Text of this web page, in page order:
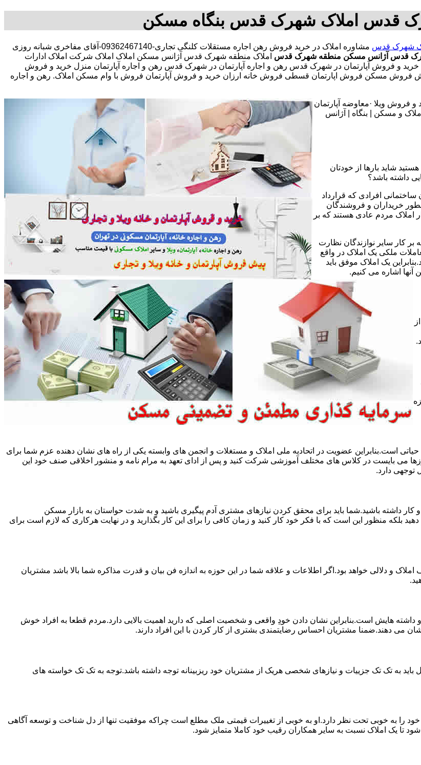
قدس املاک شهرک قدس بنگاه مسکن
شهرک قدس
مشاوره املاک در خرید فروش رهن اجاره مستقلات کلنگی تجاری-09362467140-آقای مفاخری شبانه روزی
قدس آژانس مسکن منطقه شهرک قدس املاک منطقه شهرک قدس آژانس مسکن املاک املاک شرکت املاک ادارات
و فروش آپارتمان در شهرک قدس رهن و اجاره آپارتمان در شهرک قدس رهن و اجاره آپارتمان منزل خرید و فروش
فروش مسکن فروش اپارتمان قسطی فروش خانه ارزان خرید و فروش آپارتمان فروش با وام مسکن املاک. رهن و اجاره
فروش ویلا ·معاوضه آپارتمان
و مسکن | بنگاه | آژانس
شاید بارها از خودتان
داشته باشد؟
ساختمانی افرادی که قرارداد
خریداران و فروشندگان
املاک مردم عادی هستند که بر
کار سایر نوازندگان نظارت
ملکی یک املاک در واقع
یک املاک موفق باید
اشاره می کنیم.
است.بنابراین عضویت در اتحادیه ملی املاک و مستغلات و انجمن های وابسته یکی از راه های نشان دهنده عزم شما برای
می بایست در کلاس های مختلف آموزشی شرکت کنید و پس از ادای تعهد به مرام نامه و منشور اخلاقی صنف خود این
توجهی دارد.
داشته باشید.شما باید برای محقق کردن نیازهای مشتری آدم پیگیری باشید و به شدت حواستان به بازار مسکن
بلکه منظور این است که با فکر خود کار کنید و زمان کافی را برای این کار بگذارید و در نهایت هرکاری که لازم است برای
و دلالی خواهد بود.اگر اطلاعات و علاقه شما در این حوزه به اندازه فن بیان و قدرت مذاکره شما بالا باشد مشتریان
هایش است.بنابراین نشان دادن خودِ واقعی و شخصیت اصلی که دارید اهمیت بالایی دارد.مردم قطعا به افراد خوش
می دهند.ضمنا مشتریان احساس رضایتمندی بشتری از کار کردن با این افراد دارند.
به تک تک جزییات و نیازهای شخصی هریک از مشتریان خود ریزبینانه توجه داشته باشد.توجه به تک تک خواسته های
را به خوبی تحت نظر دارد.او به خوبی از تغییرات قیمتی ملک مطلع است چراکه موفقیت تنها از دل شناخت و توسعه آگاهی
تا یک املاک نسبت به سایر همکاران رقیب خود کاملا متمایز شود.